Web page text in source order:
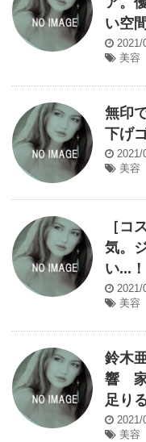
い空
2021/
美容
無印
下げ
2021/
美容
［コ
気。
い...！
2021/
美容
鈴木
響 家
足りる
2021/
美容